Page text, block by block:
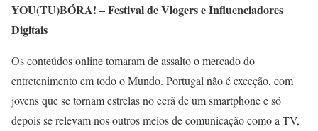
YOU(TU)BÓRA! – Festival de Vlogers e Influenciadores
Digitais
Os conteúdos online tomaram de assalto o mercado do
entretenimento em todo o Mundo. Portugal não é exceção, com
jovens que se tornam estrelas no ecrã de um smartphone e só
depois se relevam nos outros meios de comunicação como a TV,